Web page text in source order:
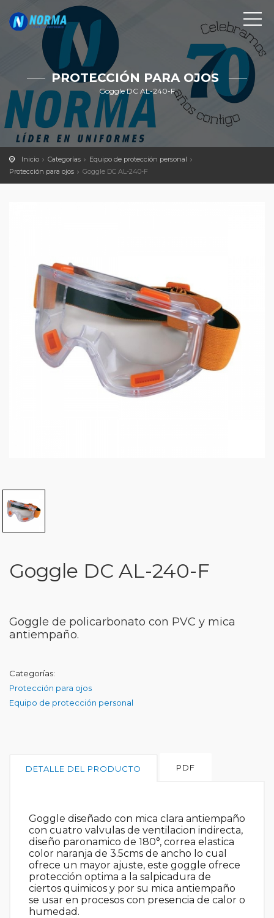
PROTECCIÓN PARA OJOS
Goggle DC AL-240-F
Inicio Categorías
Equipo de protección personal
Protección para ojos
Goggle DC AL-240-F
Goggle DC AL-240-F
Goggle de policarbonato con PVC y mica
antiempaño.
Categorías:
Protección para ojos
Equipo de protección personal
DETALLE DEL PRODUCTO PDF
Goggle diseñado con mica clara antiempaño
con cuatro valvulas de ventilacion indirecta,
diseño paronamico de 180°, correa elastica
color naranja de 3.5cms de ancho lo cual
ofrece un mayor ajuste, este goggle ofrece
protección optima a la salpicadura de
ciertos quimicos y por su mica antiempaño
se usar en procesos con presencia de calor o
humedad.